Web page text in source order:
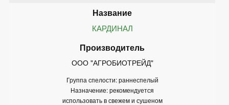
КАРДИНАЛ
ООО "АГРОБИОТРЕЙД"
Группа спелости: раннеспелый
Назначение: рекомендуется
использовать в свежем и сушеном